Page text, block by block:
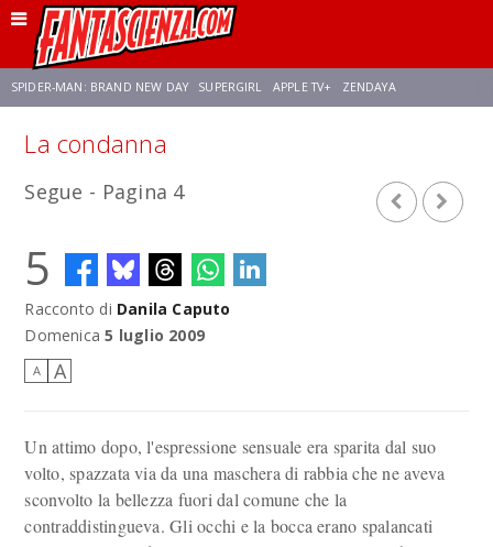
SPIDER-MAN: BRAND NEW DAY SUPERGIRL APPLE TV+ ZENDAYA
La condanna
Segue - Pagina 4
5
Racconto di Danila Caputo
Domenica 5 luglio 2009
A A
Un attimo dopo, l'espressione sensuale era sparita dal suo
volto, spazzata via da una maschera di rabbia che ne aveva
sconvolto la bellezza fuori dal comune che la
contraddistingueva. Gli occhi e la bocca erano spalancati